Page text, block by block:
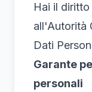
Hai il
all'Autorità
Dati
Garante
personali